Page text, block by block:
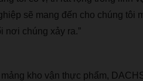
ệp sẽ mang đến cho chúng tôi
i nơi chúng xảy ra.”
ảng kho vận thực phẩm,